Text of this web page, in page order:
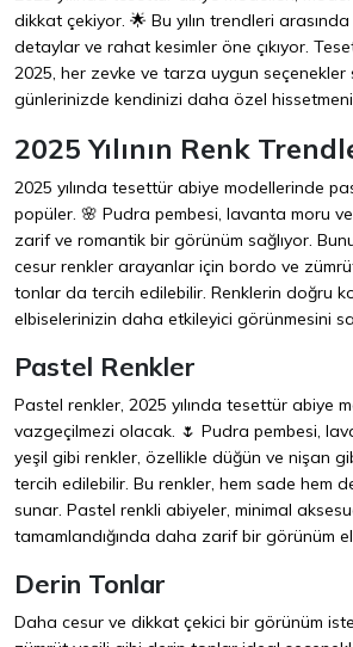
dikkat çekiyor. 🌟 Bu yılın trendleri
detaylar ve rahat kesimler öne çıkıyor.
2025, her zevke ve tarza uygun seçenekler
günlerinizde kendinizi daha özel
2025 Yılının Renk
2025 yılında tesettür abiye modellerinde
popüler. 🌸 Pudra pembesi, lavanta moru
zarif ve romantik bir görünüm sağlıyor.
cesur renkler arayanlar için bordo ve
tonlar da tercih edilebilir. Renklerin doğru
elbiselerinizin daha etkileyici görünmesini
Pastel Renkler
Pastel renkler, 2025 yılında tesettür abiye
vazgeçilmezi olacak. 🌷 Pudra pembesi,
yeşil gibi renkler, özellikle düğün ve nişan
tercih edilebilir. Bu renkler, hem sade hem
sunar. Pastel renkli abiyeler, minimal
tamamlandığında daha zarif bir görünüm
Derin Tonlar
Daha cesur ve dikkat çekici bir görünüm